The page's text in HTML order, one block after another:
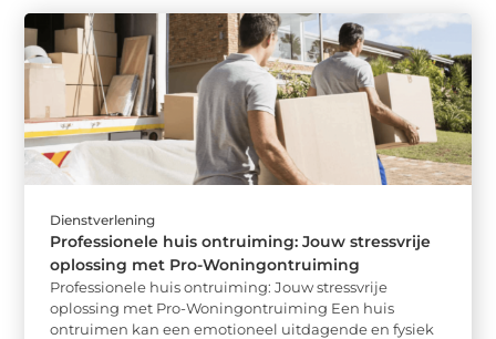
Dienstverlening
Professionele huis ontruiming: Jouw stressvrije
oplossing met Pro-Woningontruiming
Professionele huis ontruiming: Jouw stressvrije
oplossing met Pro-Woningontruiming Een huis
ontruimen kan een emotioneel uitdagende en fysiek